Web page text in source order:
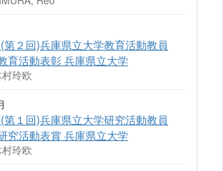
２回)兵庫県立大学教育活動教員
育活動表彰 兵庫県立大学
玲欧
１回)兵庫県立大学研究活動教員
究活動表賞 兵庫県立大学
玲欧